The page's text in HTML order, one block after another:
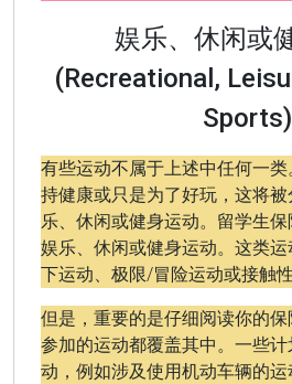
娱乐、休闲或
(Recreational,
Sports)
有些运动不属于上述中任何一
持健康或只是为了好玩，这将
乐、休闲或健身运动。留学生
娱乐、休闲或健身运动。这类
下运动、极限/冒险运动或接触
但是，重要的是仔细阅读你的
参加的运动都覆盖其中。一些
动，例如涉及使用机动车辆的运